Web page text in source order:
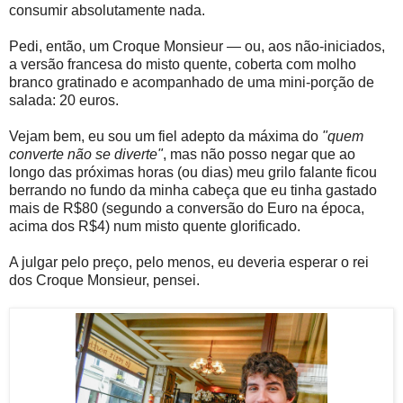
consumir absolutamente nada.
Pedi, então, um Croque Monsieur — ou, aos não-iniciados,
a versão francesa do misto quente, coberta com molho
branco gratinado e acompanhado de uma mini-porção de
salada: 20 euros.
Vejam bem, eu sou um fiel adepto da máxima do "quem
converte não se diverte", mas não posso negar que ao
longo das próximas horas (ou dias) meu grilo falante ficou
berrando no fundo da minha cabeça que eu tinha gastado
mais de R$80 (segundo a conversão do Euro na época,
acima dos R$4) num misto quente glorificado.
A julgar pelo preço, pelo menos, eu deveria esperar o rei
dos Croque Monsieur, pensei.